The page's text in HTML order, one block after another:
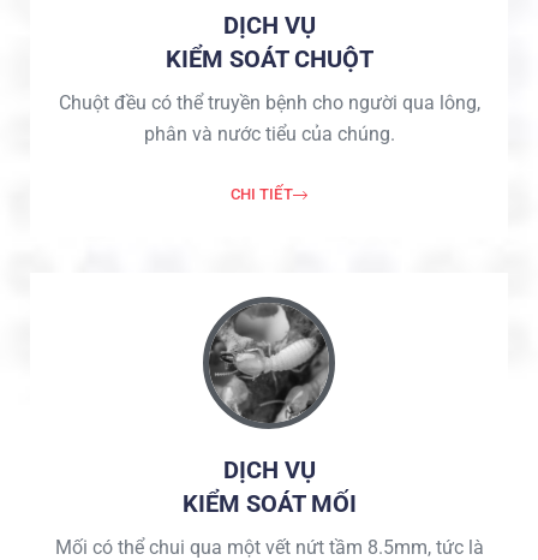
DỊCH VỤ
KIỂM SOÁT CHUỘT
Chuột đều có thể truyền bệnh cho người qua lông,
phân và nước tiểu của chúng.
CHI TIẾT
DỊCH VỤ
KIỂM SOÁT MỐI
Mối có thể chui qua một vết nứt tầm 8.5mm, tức là